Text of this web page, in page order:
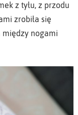
z tyłu, z przodu
zrobiła się
między nogami